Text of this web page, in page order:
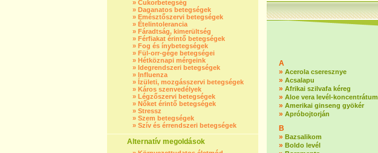
» Cukorbetegség
» Daganatos betegségek
» Emésztőszervi betegségek
» Ételintolerancia
» Fáradtság, kimerültség
» Férfiakat érintő betegségek
» Fog és ínybetegségek
» Fül-orr-gége betegségei
» Hétköznapi mérgeink
» Idegrendszeri betegségek
» Influenza
» Ízületi, mozgásszervi betegségek
» Káros szenvedélyek
» Légzőszervi betegségek
» Nőket érintő betegségek
» Stressz
» Szem betegségek
» Szív és érrendszeri betegségek
Alternatív megoldások
A
» Acerola cseresznye
» Acsalapu
» Afrikai szilvafa kéreg
» Aloe vera levél-koncentrátum
» Amerikai ginseng gyökér
» Apróbojtorján
B
» Bazsalikom
» Boldo levél